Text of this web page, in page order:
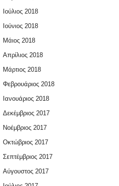
Ιούλιος 2018
Ιούνιος 2018
Μάιος 2018
Απρίλιος 2018
Μάρτιος 2018
Φεβρουάριος 2018
Ιανουάριος 2018
Δεκέμβριος 2017
Νοέμβριος 2017
Οκτώβριος 2017
Σεπτέμβριος 2017
Αύγουστος 2017